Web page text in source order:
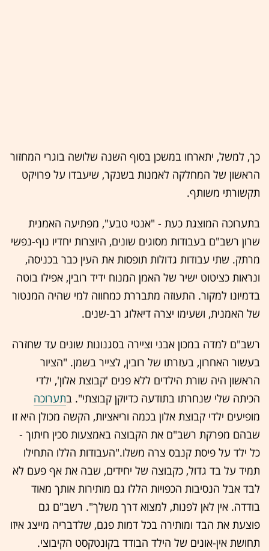
כך, למשל, יתארחו במשכן בסוף השנה שלושה בוגרי המחזור
הראשון של המחלקה לאמנות בשנקר, שיעבדו על פרויקט
תקשורתי משותף.
בתערוכה המוצגת כעת - "אנטי טבע", מפתיעה האמנית
שרון רשב"ם בעבודות מסוגים שונים, היוצרות יחדיו נוף-נפשי
מרתק. שתי עבודות גדולות תופסות את העין כבר בכניסה,
ונראות כציטוט ישיר של האמן המנוח ידיד רובין, אפילו בוטה
בדמיונו למקור. התעוזה מתבררת כמחווה למי שהיה המנטור
של האמנית, ושעימו יצרה דיאלוג רב-שנים.
רשב"ם למדה במכון אבני וציירה בסגנונות שונים עד שחזרה
בעשור האחרון, בעזרתו של רובין, לצייר בשמן. "הציור
הראשון היה שורת הילדים ללא פנים 'קבוצת אלון', ילדי
הכיתה שלי שנחרתו בתודעה כדיוקן קבוצתי". בתערוכה
מופיעים ילדי קבוצת אלון בכמה וריאציות, הקשה מכולן היא זו
שבהם מפרקת רשב"ם את הקבוצה באמצעות סכין חיתוך -
כל ילד על פיסת קנבס צרה משלו."העבודות הללו התחילו
תמיד על בד גדול, כקבוצה של יחידים, שבה את אף פעם לא
לבד אבל הנסיבות הכפויות הללו גם מותירות אותך מאוד
בודדה. אין לאן לפנות, למצוא דרך משלך". רשב"ם גם
פוצעת את הבד ומותירה בכל דמות פגם, שלדבריה מייצג איזו
תחושת אין-אונים של הילד הבודד בקונטקסט הקיבוצי.